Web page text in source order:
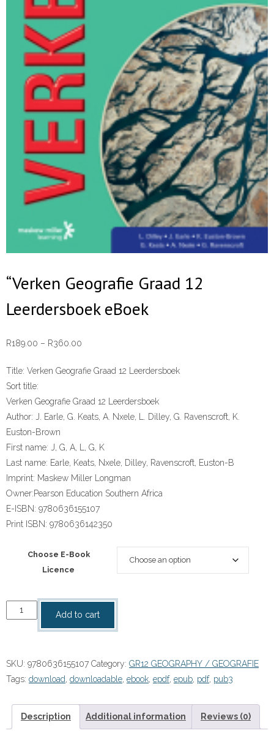
“Verken Geografie Graad 12
Leerdersboek eBoek
R189.00 – R360.00
R189.00
R360.00
Title: Verken Geografie Graad 12 Leerdersboek
Sort title:
Verken Geografie Graad 12 Leerdersboek
Author: J. Earle, G. Keats, A. Nxele, L. Dilley, G. Ravenscroft, K.
Euston-Brown
First name: J, G, A, L, G, K
Last name: Earle, Keats, Nxele, Dilley, Ravenscroft, Euston-B
Imprint: Maskew Miller Longman
Owner:Pearson Education Southern Africa
E-ISBN: 9780636155107
Print ISBN: 9780636142350
Choose E-Book
Licence
“Verken
Geografie
Leerdersboek
eBoek
Add to cart
SKU: 9780636155107 Category: GR12 GEOGRAPHY / GEOGRAFIE
Tags: download, downloadable, ebook, epdf, epub, pdf, pub3
Description Additional information Reviews (0)